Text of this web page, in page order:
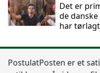
Det er
de
har
PostulatPosten er et